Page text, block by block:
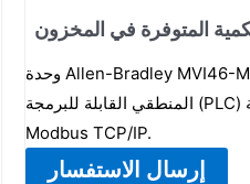
المتوفرة في المخزون
وحدة Allen-Bradley MVI46-MNET هي وحدة اتصال أحادية الفتحة. وهي مصممة لدمج وحدات التحكم
المنطقي القابلة للبرمجة (PLC) من سلسلة SLC 500 الخاصة بشركة Rockwell Automation مع شبكات
Modbus TCP/IP.
إرسال الاستفسار